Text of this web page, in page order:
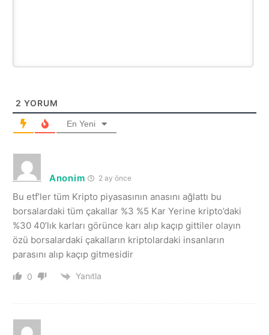
2 YORUM
En Yeni
Anonim 2 ay önce
Bu etf’ler tüm Kripto piyasasının anasını ağlattı bu
borsalardaki tüm çakallar %3 %5 Kar Yerine kripto’daki
%30 40’lık karları görünce karı alıp kaçıp gittiler olayın
özü borsalardaki çakalların kriptolardaki insanların
parasını alıp kaçıp gitmesidir
0 Yanıtla